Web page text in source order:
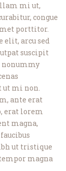
mi ut,
congue
porttitor.
elit, arcu sed
suscipit
nonummy
ut mi non.
ante erat
erat lorem
magna,
ut tristique
magna